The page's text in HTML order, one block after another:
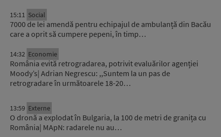
15:11 Social
7000 de lei amendă pentru echipajul de ambulanță din Bacău
care a oprit să cumpere pepeni, în timp…
14:32 Economie
România evită retrogradarea, potrivit evaluărilor agenției
Moody’s| Adrian Negrescu: ,,Suntem la un pas de
retrogradare în următoarele 18-20…
13:59 Externe
O dronă a explodat în Bulgaria, la 100 de metri de granița cu
România| MApN: radarele nu au…